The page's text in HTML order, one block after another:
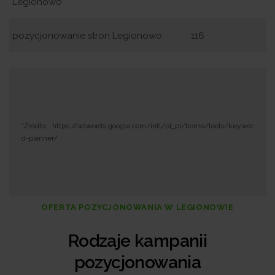
pozycjonowanie stron Legionowo 116
*Żródło: https://adwords.google.com/intl/pl_pl/home/tools/keywor
d-planner/
OFERTA POZYCJONOWANIA W LEGIONOWIE
Rodzaje kampanii
pozycjonowania